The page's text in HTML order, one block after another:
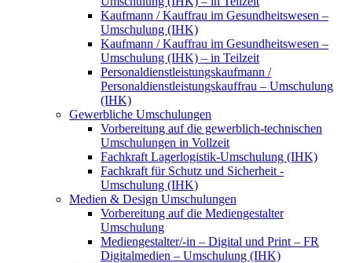
Kaufmann / Kauffrau im Gesundheitswesen –
Umschulung (IHK)
Kaufmann / Kauffrau im Gesundheitswesen –
Umschulung (IHK) – in Teilzeit
Personaldienstleistungskaufmann /
Personaldienstleistungskauffrau – Umschulung
(IHK)
Gewerbliche Umschulungen
Vorbereitung auf die gewerblich-technischen
Umschulungen in Vollzeit
Fachkraft Lagerlogistik-Umschulung (IHK)
Fachkraft für Schutz und Sicherheit -
Umschulung (IHK)
Medien & Design Umschulungen
Vorbereitung auf die Mediengestalter
Umschulung
Mediengestalter/-in – Digital und Print – FR
Digitalmedien – Umschulung (IHK)